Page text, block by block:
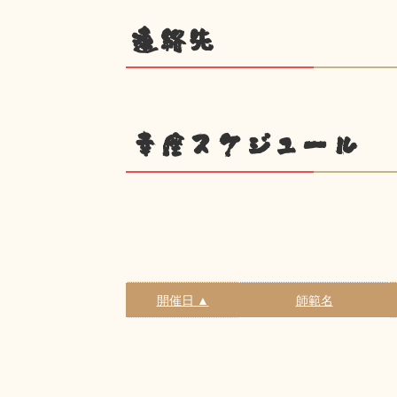
連絡先
幸座スケジュール
開催日 ▲ 師範名